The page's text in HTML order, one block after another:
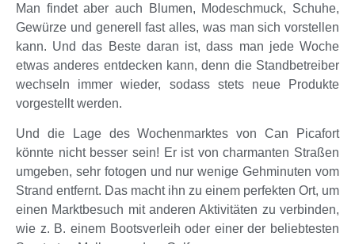
Man findet aber auch Blumen, Modeschmuck, Schuhe,
Gewürze und generell fast alles, was man sich vorstellen
kann. Und das Beste daran ist, dass man jede Woche
etwas anderes entdecken kann, denn die Standbetreiber
wechseln immer wieder, sodass stets neue Produkte
vorgestellt werden.
Und die Lage des Wochenmarktes von Can Picafort
könnte nicht besser sein! Er ist von charmanten Straßen
umgeben, sehr fotogen und nur wenige Gehminuten vom
Strand entfernt. Das macht ihn zu einem perfekten Ort, um
einen Marktbesuch mit anderen Aktivitäten zu verbinden,
wie z. B. einem Bootsverleih oder einer der beliebtesten